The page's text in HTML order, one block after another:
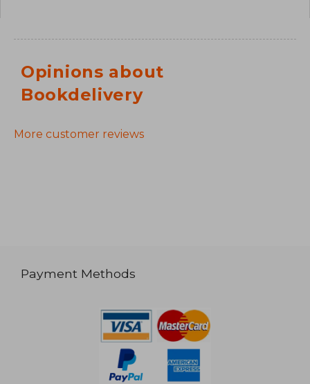
Opinions about
Bookdelivery
More customer reviews
Payment Methods